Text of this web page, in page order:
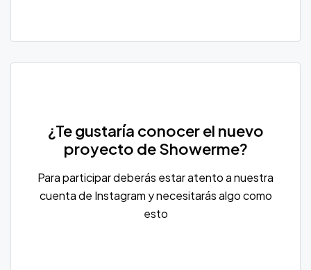
¿Te gustaría conocer el nuevo
proyecto de Showerme?
Para participar deberás estar atento a nuestra
cuenta de Instagram y necesitarás algo como
esto